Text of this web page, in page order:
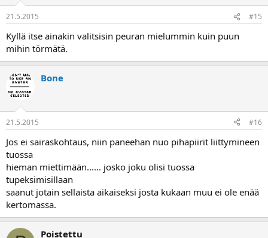
21.5.2015 #15
Kyllä itse ainakin valitsisin peuran mielummin kuin puun
mihin törmätä.
Bone
21.5.2015 #16
Jos ei sairaskohtaus, niin paneehan nuo pihapiirit liittymineen
tuossa
hieman miettimään...... josko joku olisi tuossa
tupeksimisillaan
saanut jotain sellaista aikaiseksi josta kukaan muu ei ole enää
kertomassa.
Poistettu